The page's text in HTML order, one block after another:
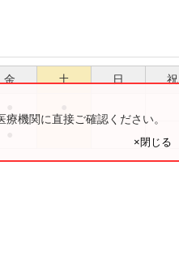
金 土 日 祝
機関に直接ご確認ください。
×閉じる